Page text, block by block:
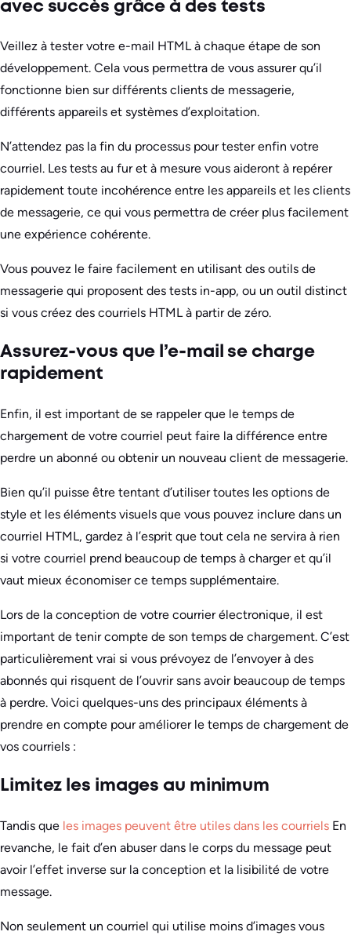
avec succès grâce à des tests
Veillez à tester votre e-mail HTML à chaque étape de son
développement. Cela vous permettra de vous assurer qu’il
fonctionne bien sur différents clients de messagerie,
différents appareils et systèmes d’exploitation.
N’attendez pas la fin du processus pour tester enfin votre
courriel. Les tests au fur et à mesure vous aideront à repérer
rapidement toute incohérence entre les appareils et les clients
de messagerie, ce qui vous permettra de créer plus facilement
une expérience cohérente.
Vous pouvez le faire facilement en utilisant des outils de
messagerie qui proposent des tests in-app, ou un outil distinct
si vous créez des courriels HTML à partir de zéro.
Assurez-vous que l’e-mail se charge
rapidement
Enfin, il est important de se rappeler que le temps de
chargement de votre courriel peut faire la différence entre
perdre un abonné ou obtenir un nouveau client de messagerie.
Bien qu’il puisse être tentant d’utiliser toutes les options de
style et les éléments visuels que vous pouvez inclure dans un
courriel HTML, gardez à l’esprit que tout cela ne servira à rien
si votre courriel prend beaucoup de temps à charger et qu’il
vaut mieux économiser ce temps supplémentaire.
Lors de la conception de votre courrier électronique, il est
important de tenir compte de son temps de chargement. C’est
particulièrement vrai si vous prévoyez de l’envoyer à des
abonnés qui risquent de l’ouvrir sans avoir beaucoup de temps
à perdre. Voici quelques-uns des principaux éléments à
prendre en compte pour améliorer le temps de chargement de
vos courriels :
Limitez les images au minimum
Tandis que les images peuvent être utiles dans les courriels En
revanche, le fait d’en abuser dans le corps du message peut
avoir l’effet inverse sur la conception et la lisibilité de votre
message.
Non seulement un courriel qui utilise moins d’images vous